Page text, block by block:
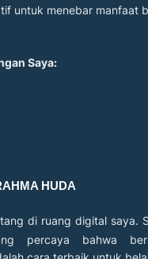
untuk menebar manfaat
Saya:
HUDA
di ruang digital saya.
percaya bahwa